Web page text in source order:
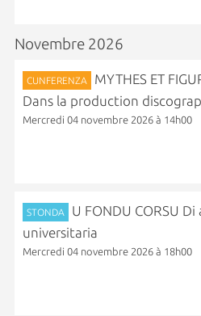
Novembre 2026
CUNFERENZA
MYTHES ET
Dans la production
Mercredi 04 novembre 2026 à 14h00
STONDA
U FONDU CORSU
universitaria
Mercredi 04 novembre 2026 à 18h00